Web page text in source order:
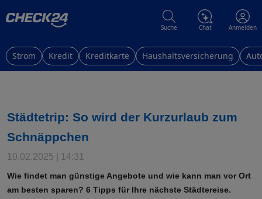
Suche Chat Anmelden
Strom Kredit Kreditkarte Haushaltsversicherung
Städtetrip: So wird der Kurzurlaub zum
Schnäppchen
10.02.2025 | 14:31
Wie findet man günstige Angebote und wie kann man vor Ort
am besten sparen? 6 Tipps für Ihre nächste Städtereise.